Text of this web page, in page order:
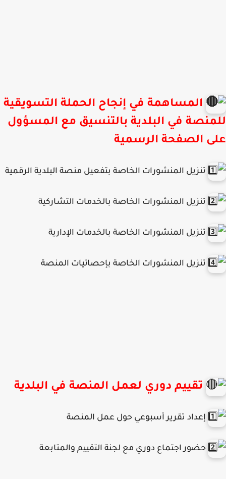
المساهمة في إنجاح الحملة التسويقية
في البلدية بالتنسيق مع المسؤول
الصفحة الرسمية
تنزيل المنشورات الخاصة بتفعيل منصة البلدية الرقمية
تنزيل المنشورات الخاصة بالخدمات التشاركية
تنزيل المنشورات الخاصة بالخدمات الإدارية
تنزيل المنشورات الخاصة بإحصائيات المنصة
تقييم دوري لعمل المنصة في البلدية
إعداد تقرير أسبوعي حول عمل المنصة
حضور اجتماع دوري مع لجنة التقييم والمتابعة